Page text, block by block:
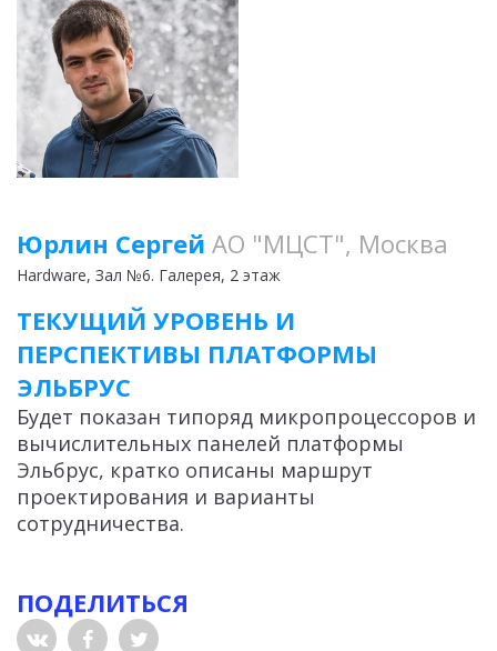
Юрлин Сергей АО "МЦСТ", Москва
Hardware, Зал №6. Галерея, 2 этаж
ТЕКУЩИЙ УРОВЕНЬ И
ПЕРСПЕКТИВЫ ПЛАТФОРМЫ
ЭЛЬБРУС
Будет показан типоряд микропроцессоров и
вычислительных панелей платформы
Эльбрус, кратко описаны маршрут
проектирования и варианты
сотрудничества.
ПОДЕЛИТЬСЯ